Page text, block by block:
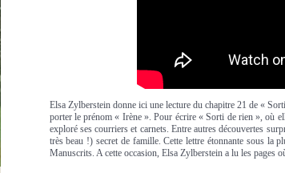
Elsa Zylberstein donne ici une lecture du chapitre 21 de «
porter le prénom « Irène ». Pour écrire « Sorti de rien », où
exploré ses courriers et carnets. Entre autres découvertes
très beau !) secret de famille. Cette lettre étonnante sous la
Manuscrits. A cette occasion, Elsa Zylberstein a lu les pages